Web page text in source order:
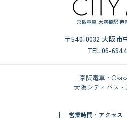
京阪電車 天満橋駅
〒540-0032 大阪市
TEL:06-
京阪電車・
大阪シティバス
営業時間・アクセス